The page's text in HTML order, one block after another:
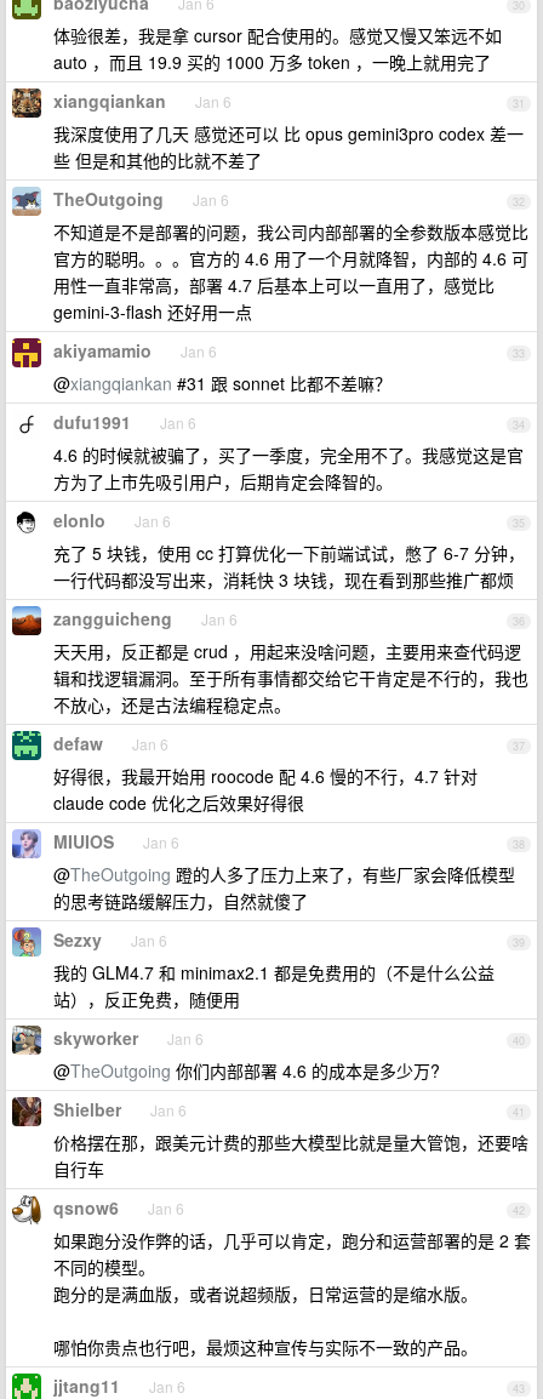
30
体验很差，我是拿 cursor 配合使用的。感觉又慢又笨远不如
auto ，而且 19.9 买的 1000 万多 token ，一晚上就用完了
31
xiangqiankan Jan 6
我深度使用了几天 感觉还可以 比 opus gemini3pro codex 差一
些 但是和其他的比就不差了
32
TheOutgoing Jan 6
不知道是不是部署的问题，我公司内部部署的全参数版本感觉比
官方的聪明。。。官方的 4.6 用了一个月就降智，内部的 4.6 可
用性一直非常高，部署 4.7 后基本上可以一直用了，感觉比
gemini-3-flash 还好用一点
33
akiyamamio Jan 6
@xiangqiankan #31 跟 sonnet 比都不差嘛？
34
dufu1991 Jan 6
4.6 的时候就被骗了，买了一季度，完全用不了。我感觉这是官
方为了上市先吸引用户，后期肯定会降智的。
35
elonlo Jan 6
充了 5 块钱，使用 cc 打算优化一下前端试试，憋了 6-7 分钟，
一行代码都没写出来，消耗快 3 块钱，现在看到那些推广都烦
36
zangguicheng Jan 6
天天用，反正都是 crud ，用起来没啥问题，主要用来查代码逻
辑和找逻辑漏洞。至于所有事情都交给它干肯定是不行的，我也
不放心，还是古法编程稳定点。
37
defaw Jan 6
好得很，我最开始用 roocode 配 4.6 慢的不行，4.7 针对
claude code 优化之后效果好得很
38
MIUIOS Jan 6
@TheOutgoing 蹬的人多了压力上来了，有些厂家会降低模型
的思考链路缓解压力，自然就傻了
39
Sezxy Jan 6
我的 GLM4.7 和 minimax2.1 都是免费用的（不是什么公益
站），反正免费，随便用
40
skyworker Jan 6
@TheOutgoing 你们内部部署 4.6 的成本是多少万?
41
Shielber Jan 6
价格摆在那，跟美元计费的那些大模型比就是量大管饱，还要啥
自行车
42
qsnow6 Jan 6
如果跑分没作弊的话，几乎可以肯定，跑分和运营部署的是 2 套
不同的模型。
跑分的是满血版，或者说超频版，日常运营的是缩水版。
哪怕你贵点也行吧，最烦这种宣传与实际不一致的产品。
43
jjtang11 Jan 6